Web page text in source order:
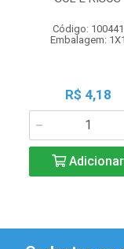
Código: 100441
Embalagem: 1X1
R$ 4,18
Adicionar